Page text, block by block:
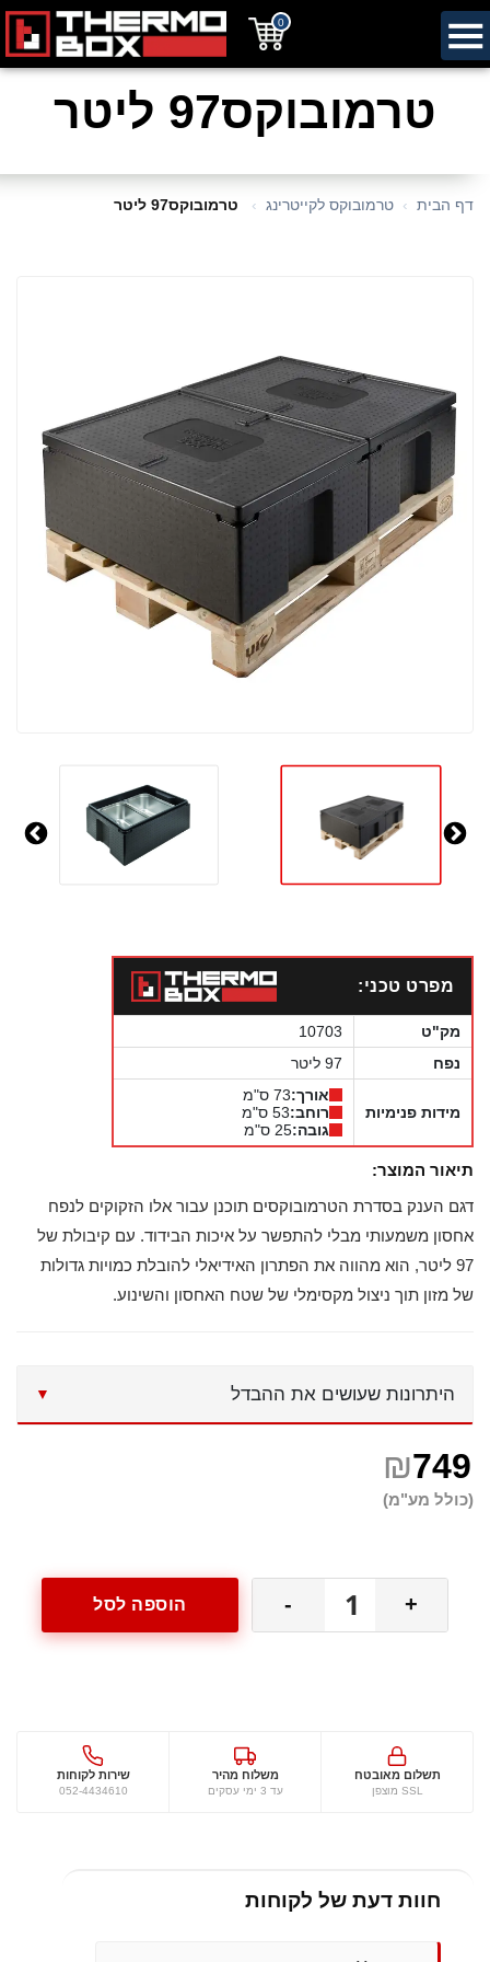
0
שם מלא
נייד
טרמובוקס97 ליטר
דף הבית טרמובוקס לקייטרינג טרמובוקס97 ליטר
מפרט טכני:
מק"ט
10703
נפח
97 ליטר
מידות פנימיות
אורך:73 ס"מ
רוחב:53 ס"מ
גובה:25 ס"מ
תיאור המוצר:
דגם הענק בסדרת הטרמובוקסים תוכנן עבור אלו הזקוקים לנפח
אחסון משמעותי מבלי להתפשר על איכות הבידוד. עם קיבולת של
97 ליטר, הוא מהווה את הפתרון האידיאלי להובלת כמויות גדולות
של מזון תוך ניצול מקסימלי של שטח האחסון והשינוע.
היתרונות שעושים את ההבדל ▼
₪749
(כולל מע"מ)
+
כמות
- הוספה לסל
תשלום מאובטח
SSL מוצפן
משלוח מהיר
עד 3 ימי עסקים
שירות לקוחות
052-4434610
חוות דעת של לקוחות